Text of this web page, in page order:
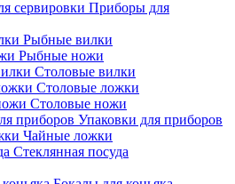
Приборы для
Рыбные вилки
Рыбные ножи
Столовые вилки
Столовые ложки
Столовые ножи
Упаковки для приборов
Чайные ложки
Стеклянная посуда